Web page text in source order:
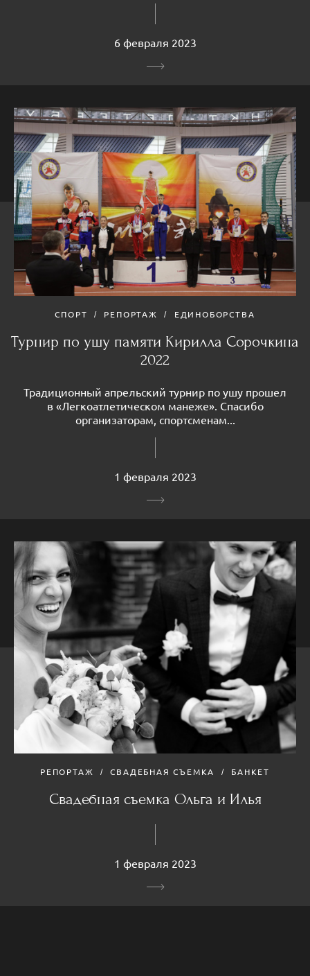
6 февраля 2023
СПОРТ РЕПОРТАЖ ЕДИНОБОРСТВА
Турнир по ушу памяти Кирилла Сорочкина
2022
Традиционный апрельский турнир по ушу прошел
в «Легкоатлетическом манеже». Спасибо
организаторам, спортсменам...
1 февраля 2023
РЕПОРТАЖ СВАДЕБНАЯ СЪЕМКА БАНКЕТ
Свадебная съемка Ольга и Илья
1 февраля 2023